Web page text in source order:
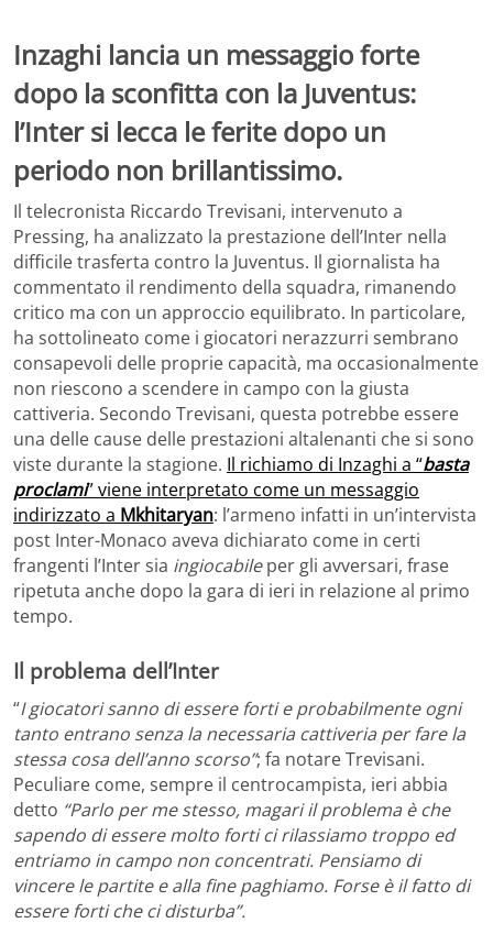
Inzaghi lancia un messaggio forte
dopo la sconfitta con la Juventus:
l’Inter si lecca le ferite dopo un
periodo non brillantissimo.
Il telecronista Riccardo Trevisani, intervenuto a
Pressing, ha analizzato la prestazione dell’Inter nella
difficile trasferta contro la Juventus. Il giornalista ha
commentato il rendimento della squadra, rimanendo
critico ma con un approccio equilibrato. In particolare,
ha sottolineato come i giocatori nerazzurri sembrano
consapevoli delle proprie capacità, ma occasionalmente
non riescono a scendere in campo con la giusta
cattiveria. Secondo Trevisani, questa potrebbe essere
una delle cause delle prestazioni altalenanti che si sono
viste durante la stagione. Il richiamo di Inzaghi a “basta
proclami” viene interpretato come un messaggio
indirizzato a Mkhitaryan: l’armeno infatti in un’intervista
post Inter-Monaco aveva dichiarato come in certi
frangenti l’Inter sia ingiocabileper gli avversari, frase
ripetuta anche dopo la gara di ieri in relazione al primo
tempo.
Il problema dell’Inter
“I giocatori sanno di essere forti e probabilmente ogni
tanto entrano senza la necessaria cattiveria per fare la
stessa cosa dell’anno scorso”; fa notare Trevisani.
Peculiare come, sempre il centrocampista, ieri abbia
detto “Parlo per me stesso, magari il problema è che
sapendo di essere molto forti ci rilassiamo troppo ed
entriamo in campo non concentrati. Pensiamo di
vincere le partite e alla fine paghiamo. Forse è il fatto di
essere forti che ci disturba”.